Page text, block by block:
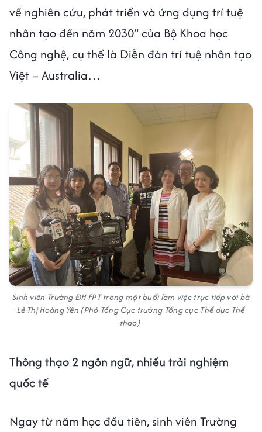
về nghiên cứu, phát triển và ứng dụng trí tuệ
nhân tạo đến năm 2030” của Bộ Khoa học
Công nghệ, cụ thể là Diễn đàn trí tuệ nhân tạo
Việt – Australia…
Sinh viên Trường ĐH FPT trong một buổi làm việc trực tiếp với bà
Lê Thị Hoàng Yến (Phó Tổng Cục trưởng Tổng cục Thể dục Thể
thao)
Thông thạo 2 ngôn ngữ, nhiều trải nghiệm
quốc tế
Ngay từ năm học đầu tiên, sinh viên Trường